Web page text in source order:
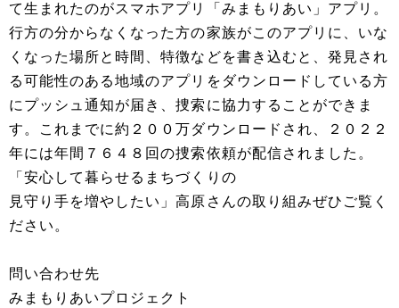
て生まれたのがスマホアプリ「みまもりあい」アプリ。
行方の分からなくなった方の家族がこのアプリに、いな
くなった場所と時間、特徴などを書き込むと、発見され
る可能性のある地域のアプリをダウンロードしている方
にプッシュ通知が届き、捜索に協力することができま
す。これまでに約２００万ダウンロードされ、２０２２
年には年間７６４８回の捜索依頼が配信されました。
「安心して暮らせるまちづくりの
見守り手を増やしたい」高原さんの取り組みぜひご覧く
ださい。
問い合わせ先
みまもりあいプロジェクト